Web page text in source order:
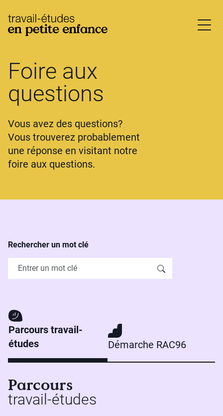
base.logo
Foire aux
questions
Vous avez des questions?
Vous trouverez probablement
une réponse en visitant notre
foire aux questions.
Rechercher un mot clé
Parcours travail-
études
Démarche RAC96
Parcours
travail-études